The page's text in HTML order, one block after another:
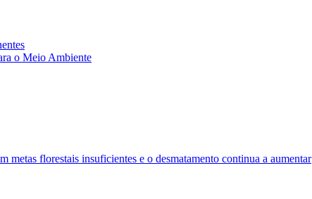
o Meio Ambiente
metas florestais insuficientes e o desmatamento continua a aumentar